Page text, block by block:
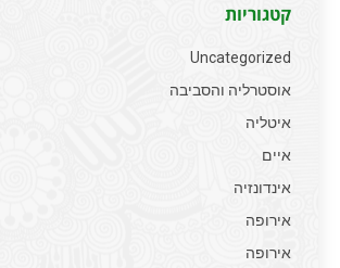
קטגוריות
Uncategorized
אוסטרליה והסביבה
איטליה
איים
אינדונזיה
אירופה
אירופה